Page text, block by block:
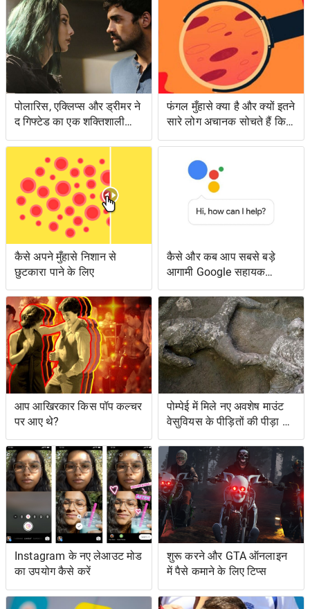
पोलारिस, एक्लिप्स और ड्रीमर ने
द गिफ्टेड का एक शक्तिशाली
एपिसोड लंगर डाला
फंगल मुँहासे क्या है और क्यों इतने
सारे लोग अचानक सोचते हैं कि
उनके पास क्या है?
कैसे अपने मुँहासे निशान से
छुटकारा पाने के लिए
कैसे और कब आप सबसे बड़े
आगामी Google सहायक
सुविधाओं तक पहुँच सकते हैं
आप आखिरकार किस पॉप कल्चर
पर आए थे?
पोम्पेई में मिले नए अवशेष माउंट
वेसुवियस के पीड़ितों की पीड़ा को
दर्शाते हैं
Instagram के नए लेआउट मोड
का उपयोग कैसे करें
शुरू करने और GTA ऑनलाइन
में पैसे कमाने के लिए टिप्स